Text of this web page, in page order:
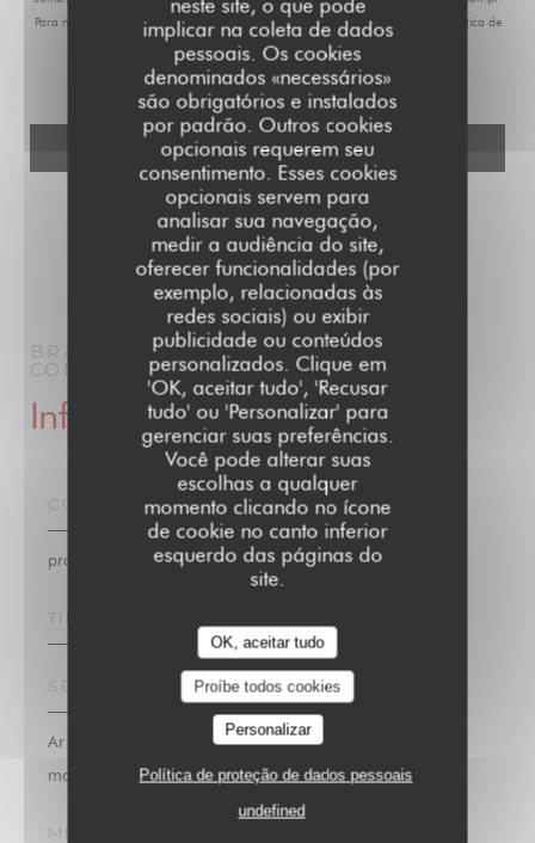
neste site, o que pode
implicar na coleta de dados
pessoais. Os cookies
denominados «necessários»
são obrigatórios e instalados
por padrão. Outros cookies
opcionais requerem seu
consentimento. Esses cookies
opcionais servem para
analisar sua navegação,
medir a audiência do site,
oferecer funcionalidades (por
exemplo, relacionadas às
redes sociais) ou exibir
publicidade ou conteúdos
personalizados. Clique em
'OK, aceitar tudo', 'Recusar
tudo' ou 'Personalizar' para
gerenciar suas preferências.
Você pode alterar suas
escolhas a qualquer
momento clicando no ícone
de cookie no canto inferior
esquerdo das páginas do
site.
OK, aceitar tudo
Proíbe todos cookies
Personalizar
Política de proteção de dados pessoais
undefined
Para mais informações sobre o tratamento dos seus dados, consulte a nossa
política de
privacidade
BRASSERIE PARISIENNE | LE GRAND
COLBERT | PARIS 1910 PARIS
Informações gerais
CULINÁRIA
produtos frescos, Caseiro
TIPO DE EMPRESA
SERVIÇOS
Ar condicionado, Privatização, Acesso para pessoas com
mobilidade reduzida
MÉTODOS DE PAGAMENTO